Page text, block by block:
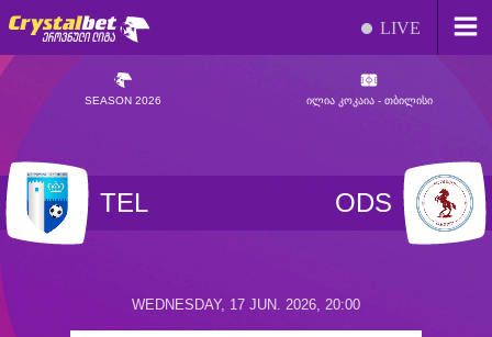
LIVE
SEASON 2026 ᲘᲚᲘᲐ ᲙᲝᲙᲐᲘᲐ - ᲗᲑᲘᲚᲘᲡᲘ
TEL ODS
WEDNESDAY, 17 JUN. 2026, 20:00